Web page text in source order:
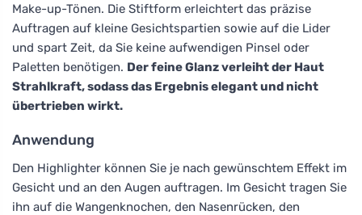
Make-up-Tönen. Die Stiftform erleichtert das präzise
Auftragen auf kleine Gesichtspartien sowie auf die Lider
und spart Zeit, da Sie keine aufwendigen Pinsel oder
Paletten benötigen. Der feine Glanz verleiht der Haut
Strahlkraft, sodass das Ergebnis elegant und nicht
übertrieben wirkt.
Anwendung
Den Highlighter können Sie je nach gewünschtem Effekt im
Gesicht und an den Augen auftragen. Im Gesicht tragen Sie
ihn auf die Wangenknochen, den Nasenrücken, den